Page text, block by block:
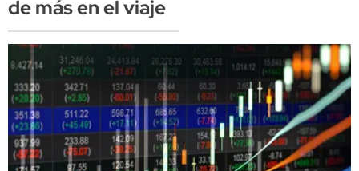
de más en el viaje